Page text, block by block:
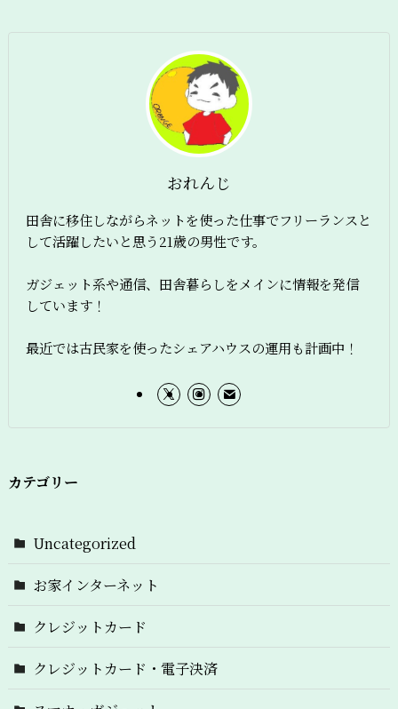
おれんじ
田舎に移住しながらネットを使った仕事でフリーランスと
して活躍したいと思う21歳の男性です。
ガジェット系や通信、田舎暮らしをメインに情報を発信
しています！
最近では古民家を使ったシェアハウスの運用も計画中！
カテゴリー
Uncategorized
お家インターネット
クレジットカード
クレジットカード・電子決済